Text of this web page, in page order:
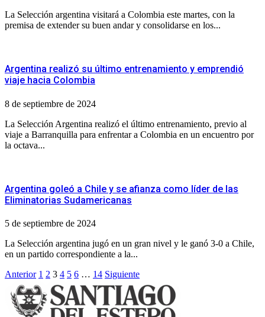
La Selección argentina visitará a Colombia este martes, con la
premisa de extender su buen andar y consolidarse en los...
Argentina realizó su último entrenamiento y emprendió
viaje hacia Colombia
8 de septiembre de 2024
La Selección Argentina realizó el último entrenamiento, previo al
viaje a Barranquilla para enfrentar a Colombia en un encuentro por
la octava...
Argentina goleó a Chile y se afianza como líder de las
Eliminatorias Sudamericanas
5 de septiembre de 2024
La Selección argentina jugó en un gran nivel y le ganó 3-0 a Chile,
en un partido correspondiente a la...
Paginación
de
entradas
Anterior 1 2 3 4 5 6 … 14 Siguiente